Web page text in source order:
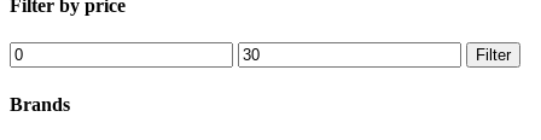
Filter by price
Minimálna
cena
Maximálna
cena
Filter
Brands